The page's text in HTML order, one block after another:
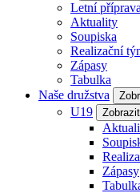
Letní příprava
Aktuality
Soupiska
Realizační
Zápasy
Tabulka
Naše družstva
U19
Zápasy